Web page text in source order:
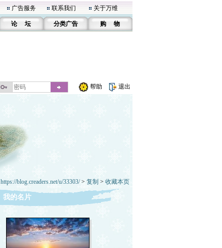
广告服务 联系我们 关于万维
论 坛 分类广告 购 物
帮助 退出
https://blog.creaders.net/u/33303/> 复制 > 收藏本页
我的名片